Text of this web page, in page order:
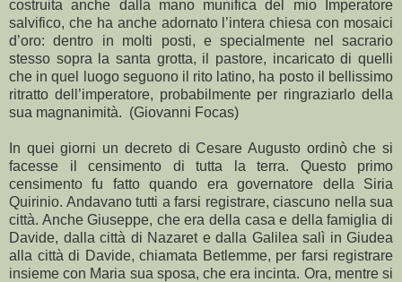
costruita anche dalla mano munifica del mio Imperatore
salvifico, che ha anche adornato l’intera chiesa con mosaici
d’oro: dentro in molti posti, e specialmente nel sacrario
stesso sopra la santa grotta, il pastore, incaricato di quelli
che in quel luogo seguono il rito latino, ha posto il bellissimo
ritratto dell’imperatore, probabilmente per ringraziarlo della
sua magnanimità. (Giovanni Focas)
In quei giorni un decreto di Cesare Augusto ordinò che si
facesse il censimento di tutta la terra. Questo primo
censimento fu fatto quando era governatore della Siria
Quirinio. Andavano tutti a farsi registrare, ciascuno nella sua
città. Anche Giuseppe, che era della casa e della famiglia di
Davide, dalla città di Nazaret e dalla Galilea salì in Giudea
alla città di Davide, chiamata Betlemme, per farsi registrare
insieme con Maria sua sposa, che era incinta. Ora, mentre si